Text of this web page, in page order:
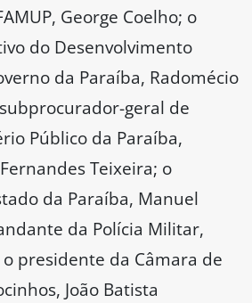
George Coelho; o
do Desenvolvimento
da Paraíba, Radomécio
geral de
Público da Paraíba,
Teixeira; o
da Paraíba, Manuel
da Polícia Militar,
presidente da Câmara de
João Batista